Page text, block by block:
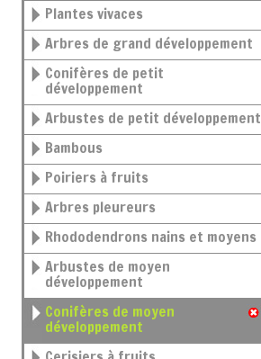
Plantes vivaces
Arbres de grand développement
Conifères de petit
développement
Arbustes de petit développement
Bambous
Poiriers à fruits
Arbres pleureurs
Rhododendrons nains et moyens
Arbustes de moyen
développement
Conifères de moyen
développement